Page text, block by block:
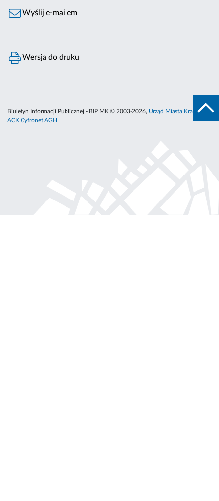
Wyślij e-mailem
Wersja do druku
Biuletyn Informacji Publicznej - BIP MK © 2003-2026, Urząd Miasta Krakowa
ACK Cyfronet AGH